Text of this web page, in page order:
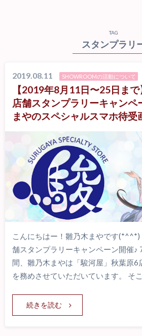
TAG
スタンプラリ
2019.08.11 SHOWROOMの活動について
【2019年8月11日〜25日ま
店舗スタンプラリーキャンペ
まやのスペシャルスマホ待
こんにちはー！雛乃木まやです
舗スタンプラリーキャンペーン開催♪
間、雛乃木まやは「駿河屋」秋葉原6
を務めさせていただいています。 そ
続きを読む